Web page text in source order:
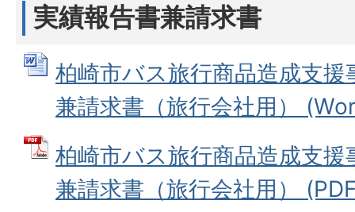
実績報告書兼請求書
柏崎市バス旅行商品造成支援
兼請求書（旅行会社用）
柏崎市バス旅行商品造成支援
兼請求書（旅行会社用）